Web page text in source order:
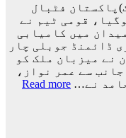
فٹبال
قومی ٹیم نے
کے میدان میں کامیابی
ڈائمنڈ جوبلی چار
نے میزبان ملک کو
جانب سے عمر نواز،
نے… Read more
: